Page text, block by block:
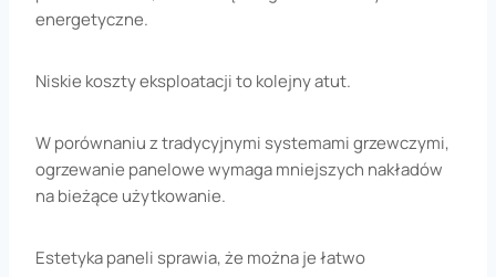
energetyczne.
Niskie koszty eksploatacji to kolejny atut.
W porównaniu z tradycyjnymi systemami grzewczymi,
ogrzewanie panelowe wymaga mniejszych nakładów
na bieżące użytkowanie.
Estetyka paneli sprawia, że można je łatwo